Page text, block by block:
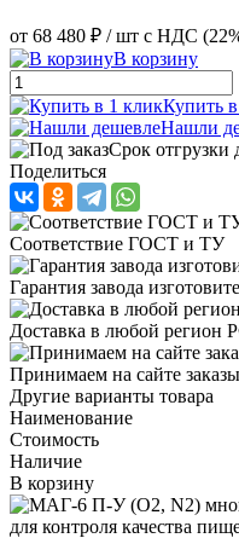
от 68 480 ₽ / шт с НДС
В корзину
Купить
Нашли
Срок отгрузки
Поделиться
Соответствие ГОСТ и ТУ
Гарантия завода
Доставка в любой
Принимаем на сайте
Другие варианты товара
Наименование
Стоимость
Наличие
В корзину